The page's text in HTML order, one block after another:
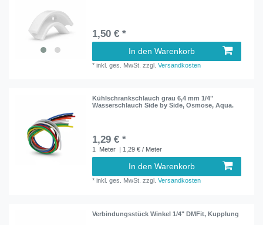
1,50 € *
In den Warenkorb
*inkl. ges. MwSt. zzgl.Versandkosten
Kühlschrankschlauch grau 6,4 mm 1/4"
Wasserschlauch Side by Side, Osmose, Aqua.
1,29 € *
1 Meter | 1,29 € / Meter
In den Warenkorb
*inkl. ges. MwSt. zzgl.Versandkosten
Verbindungsstück Winkel 1/4" DMFit, Kupplung